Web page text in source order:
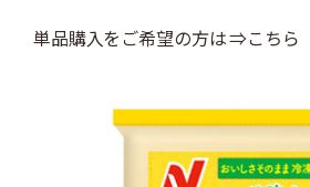
単品購入をご希望の方は ⇒こちら